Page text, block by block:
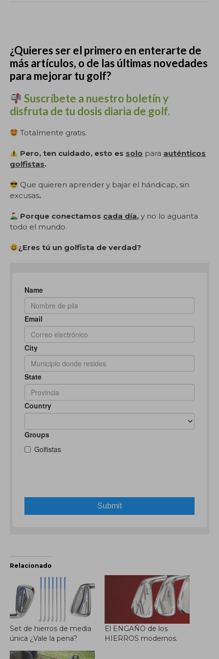
¿Quieres ser el primero en enterarte de
más artículos, o de las últimas novedades
para mejorar tu golf?
Suscríbete a nuestro boletín y
disfruta de tu dosis diaria de golf.
Totalmente gratis.
Pero, ten cuidado, esto es solo para auténticos
golfistas.
Que quieren aprender y bajar el hándicap, sin
excusas.
Porque conectamos cada día,y no lo aguanta
todo el mundo.
¿Eres tú un golfista de verdad?
Relacionado
Set de hierros de media
única ¿Vale la pena?
El ENGAÑO de los
HIERROS modernos.